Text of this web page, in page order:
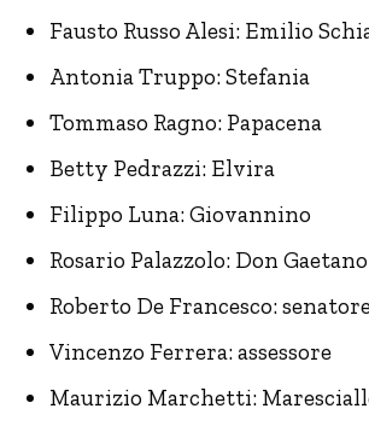
Fausto Russo Alesi: Emilio
Antonia Truppo: Stefania
Tommaso Ragno: Papacena
Betty Pedrazzi: Elvira
Filippo Luna: Giovannino
Rosario Palazzolo: Don Gaetano
Roberto De Francesco:
Vincenzo Ferrera: assessore
Maurizio Marchetti: